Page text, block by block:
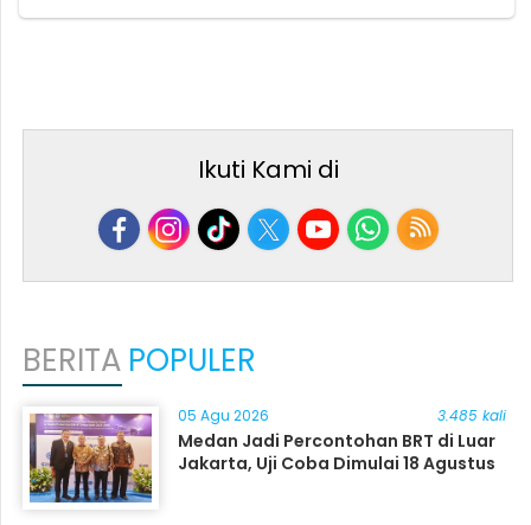
Ikuti Kami di
BERITA POPULER
05 Agu 2026 3.485 kali
Medan Jadi Percontohan BRT di Luar
Jakarta, Uji Coba Dimulai 18 Agustus